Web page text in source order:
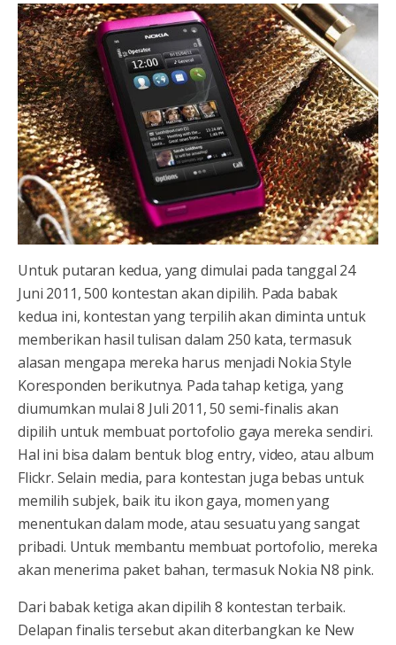
Untuk putaran kedua, yang dimulai pada tanggal 24
Juni 2011, 500 kontestan akan dipilih. Pada babak
kedua ini, kontestan yang terpilih akan diminta untuk
memberikan hasil tulisan dalam 250 kata, termasuk
alasan mengapa mereka harus menjadi Nokia Style
Koresponden berikutnya. Pada tahap ketiga, yang
diumumkan mulai 8 Juli 2011, 50 semi-finalis akan
dipilih untuk membuat portofolio gaya mereka sendiri.
Hal ini bisa dalam bentuk blog entry, video, atau album
Flickr. Selain media, para kontestan juga bebas untuk
memilih subjek, baik itu ikon gaya, momen yang
menentukan dalam mode, atau sesuatu yang sangat
pribadi. Untuk membantu membuat portofolio, mereka
akan menerima paket bahan, termasuk Nokia N8 pink.
Dari babak ketiga akan dipilih 8 kontestan terbaik.
Delapan finalis tersebut akan diterbangkan ke New